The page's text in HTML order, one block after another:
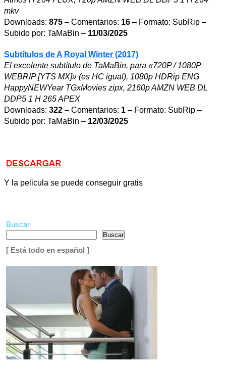
mkv
Downloads: 875 – Comentarios: 16 – Formato: SubRip –
Subido por: TaMaBin – 11/03/2025
Subtítulos de A Royal Winter (2017)
El excelente subtítulo de TaMaBin, para «720P / 1080P
WEBRIP [YTS MX]» (es HC igual), 1080p HDRip ENG
HappyNEWYear TGxMovies zipx, 2160p AMZN WEB DL
DDP5 1 H 265 APEX
Downloads: 322 – Comentarios: 1 – Formato: SubRip –
Subido por: TaMaBin – 12/03/2025
Y la pelicula se puede conseguir gratis
Buscar
Buscar
[ Está todo en español ]